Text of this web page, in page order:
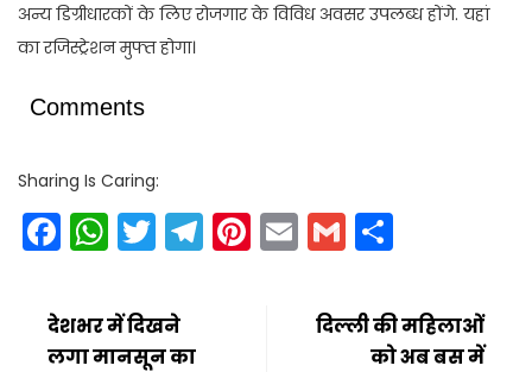
अन्य डिग्रीधारकों के लिए रोजगार के विविध अवसर उपलब्ध होंगे. यहां
का रजिस्ट्रेशन मुफ्त होगा।
Comments
Sharing Is Caring:
Facebook
WhatsApp
Twitter
Telegram
Pinterest
EmailGmail
देशभर में दिखने
लगा मानसून का
दिल्ली की महिलाओं
को अब बस में